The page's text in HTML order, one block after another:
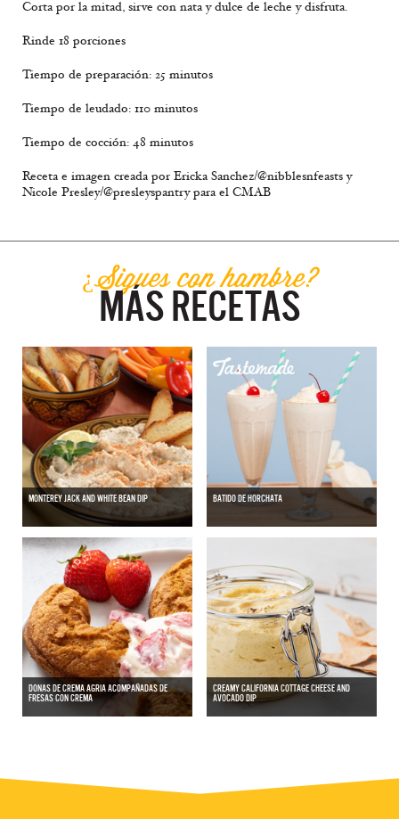
Corta por la mitad, sirve con nata y dulce de leche y disfruta.
Rinde 18 porciones
Tiempo de preparación: 25 minutos
Tiempo de leudado: 110 minutos
Tiempo de cocción: 48 minutos
Receta e imagen creada por Ericka Sanchez/@nibblesnfeasts y
Nicole Presley/@presleyspantry para el CMAB
¿Sigues con hambre?
MÁS RECETAS
MONTEREY JACK AND WHITE BEAN DIP BATIDO DE HORCHATA
DONAS DE CREMA AGRIA ACOMPAÑADAS DE
FRESAS CON CREMA
CREAMY CALIFORNIA COTTAGE CHEESE AND
AVOCADO DIP